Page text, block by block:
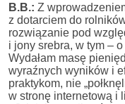
B.B.: Z
z dotarciem do
rozwiązanie pod
i jony srebra, w tym –
Wydałam masę
wyraźnych wyników i
praktykom, nie
w stronę internetową i